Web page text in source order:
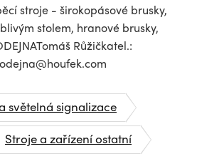
stroje - širokopásové brusky,
stolem, hranové brusky,
Růžičkatel.:
světelná signalizace
Stroje a zařízení ostatní